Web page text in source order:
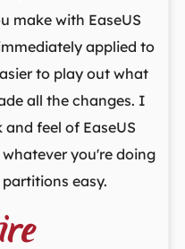
make with EaseUS
applied to
to play out what
all the changes. I
feel of EaseUS
you're doing
easy.